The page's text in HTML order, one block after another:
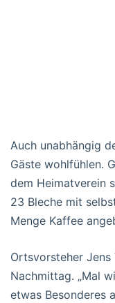
Auch unabhängig
Gäste wohlfühlen.
dem Heimatverein
23 Bleche mit
Menge Kaffee
Ortsvorsteher
Nachmittag. „Mal
etwas Besonderes